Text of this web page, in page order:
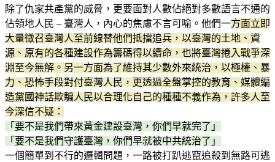
除了仇家共產黨的威脅，更要面對人數佔絕對多數語言不通的
佔領地人民 – 臺灣人，內心的焦慮不言可喻。他們一方面立即
大量徵召臺灣人至前線替他們抵擋追兵，以臺灣的土地、資
源、原有的各種建設作為籌碼得以續命，也將臺灣捲入戰爭深
淵至今無解。另一方面為了維持其少數外來統治，以極權、暴
力、恐怖手段對付臺灣人民，更透過全盤掌控的教育、媒體編
造黨國神話欺騙人民以合理化自己的種種不義作為，許多人至
今深信不疑：
「要不是我們帶來黃金建設臺灣，你們早就完了」
「要不是我們守護臺灣，你們早就被中共統治了」
一個簡單到不行的邏輯問題，一路被打趴逃竄追殺到無路可逃